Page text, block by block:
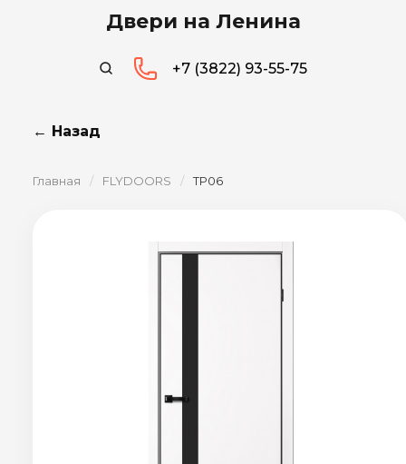
Двери на Ленина
+7 (3822) 93-55-75
← Назад
Главная / FLYDOORS / ТР06